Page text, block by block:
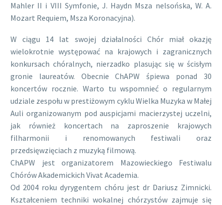
Mahler II i VIII Symfonie, J. Haydn Msza nelsońska, W. A.
Mozart Requiem, Msza Koronacyjna).
W ciągu 14 lat swojej działalności Chór miał okazję
wielokrotnie występować na krajowych i zagranicznych
konkursach chóralnych, nierzadko plasując się w ścisłym
gronie laureatów. Obecnie ChAPW śpiewa ponad 30
koncertów rocznie. Warto tu wspomnieć o regularnym
udziale zespołu w prestiżowym cyklu Wielka Muzyka w Małej
Auli organizowanym pod auspicjami macierzystej uczelni,
jak również koncertach na zaproszenie krajowych
filharmonii i renomowanych festiwali oraz
przedsięwzięciach z muzyką filmową.
ChAPW jest organizatorem Mazowieckiego Festiwalu
Chórów Akademickich Vivat Academia.
Od 2004 roku dyrygentem chóru jest dr Dariusz Zimnicki.
Kształceniem techniki wokalnej chórzystów zajmuje się